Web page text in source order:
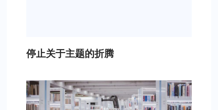
停止关于主题的折腾